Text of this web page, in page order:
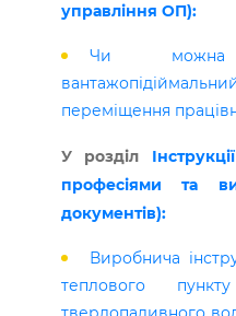
управління ОП):
Чи можна
переміщення
У розділ
професіями та
документів):
Виробнича
теплового